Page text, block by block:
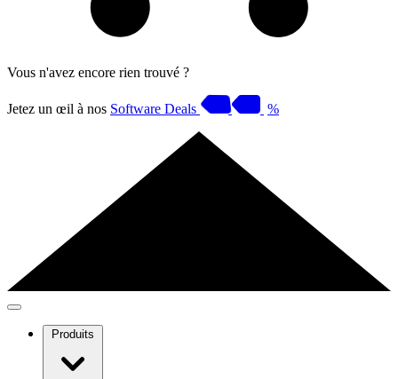
Vous n'avez encore rien trouvé ?
Jetez un œil à nos Software Deals %
Produits